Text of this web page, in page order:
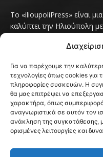
Για να παρέχουμε την
τεχνολογίες όπως cookies
πληροφορίες συσκευών. Η
θα μας επιτρέψει να
χαρακτήρα, όπως
αναγνωριστικά σε αυτόν τον
ανάκληση της συγκατάθεσης,
ορισμένες λειτουργίες και
Το «ilioupoliPress» είναι
καλύπτει την Ηλιούπολη
Ηλιούπολης, των
κάτι να πουν.Διαβάστε εδώ
Επικοινωνήστε μαζί μας